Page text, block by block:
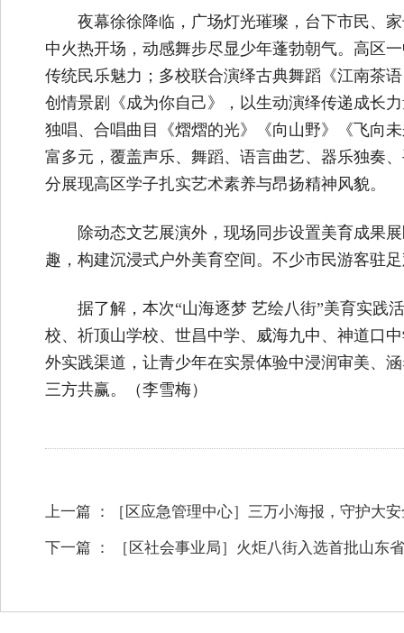
夜幕徐徐降临，广场灯光璀璨，台下市民、
中火热开场，动感舞步尽显少年蓬勃朝气。高区
传统民乐魅力；多校联合演绎古典舞蹈《江南茶
创情景剧《成为你自己》，以生动演绎传递成长
独唱、合唱曲目《熠熠的光》《向山野》《飞向
富多元，覆盖声乐、舞蹈、语言曲艺、器乐独奏
分展现高区学子扎实艺术素养与昂扬精神风貌。
除动态文艺展演外，现场同步设置美育成果
趣，构建沉浸式户外美育空间。不少市民游客驻
据了解，本次“山海逐梦 艺绘八街”美育实践
校、祈顶山学校、世昌中学、威海九中、神道口
外实践渠道，让青少年在实景体验中浸润审美、
三方共赢。
（李雪梅）
上一篇 ： ［区应急管理中心］三万小海报，守护大
下一篇 ： ［区社会事业局］火炬八街入选首批山东